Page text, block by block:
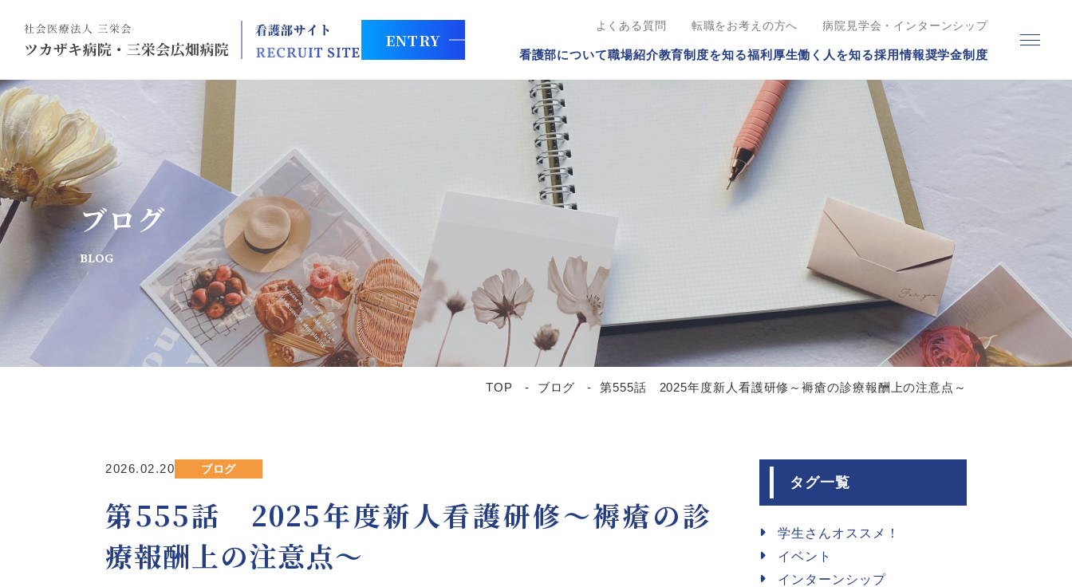
ENTRY
よくある質問 転職をお考えの方へ 病院見学会・インターンシップ
看護部について職場紹介教育制度を知る福利厚生働く人を知る採用情報奨学金制度
ブログ
BLOG
TOP ブログ 第555話 2025年度新人看護研修～褥瘡の診療報酬上の注意点～
2026.02.20 ブログ
第555話 2025年度新人看護研修～褥瘡の診
療報酬上の注意点～
タグ一覧
学生さんオススメ！
イベント
インターンシップ